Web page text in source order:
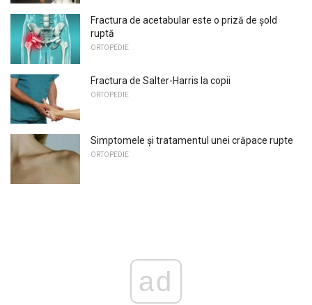
Fractura de acetabular este o priză de șold
ruptă
ORTOPEDIE
Fractura de Salter-Harris la copii
ORTOPEDIE
Simptomele și tratamentul unei crăpace rupte
ORTOPEDIE
ad